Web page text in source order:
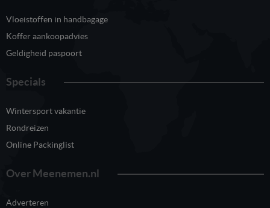
Vloeistoffen in handbagage
Koffer aankoopadvies
Geldigheid paspoort
Specials
Wintersport vakantie
Rondreizen
Online Packinglist
Over Meenemen.nl
Adverteren